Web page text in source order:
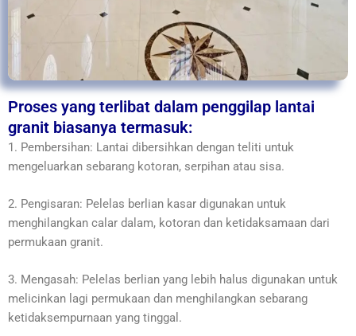
Proses yang terlibat dalam penggilap lantai
granit biasanya termasuk:
1. Pembersihan: Lantai dibersihkan dengan teliti untuk
mengeluarkan sebarang kotoran, serpihan atau sisa.
2. Pengisaran: Pelelas berlian kasar digunakan untuk
menghilangkan calar dalam, kotoran dan ketidaksamaan dari
permukaan granit.
3. Mengasah: Pelelas berlian yang lebih halus digunakan untuk
melicinkan lagi permukaan dan menghilangkan sebarang
ketidaksempurnaan yang tinggal.